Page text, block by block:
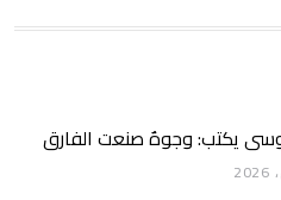
يكتب: وجوهٌ صنعت الفارق